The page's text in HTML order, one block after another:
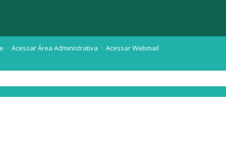
Acessar Área Administrativa Acessar Webmail